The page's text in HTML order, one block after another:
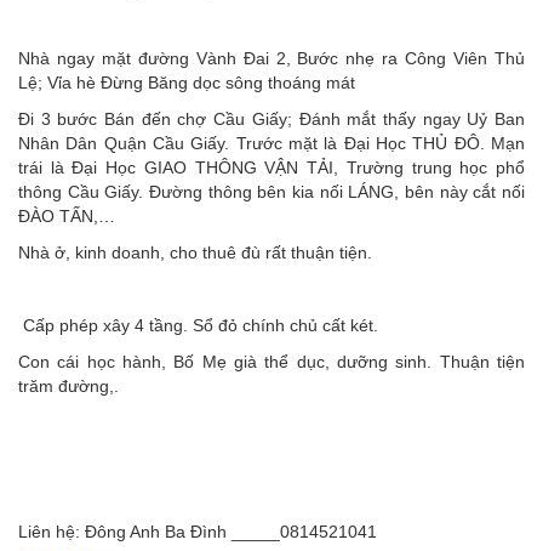
Nhà ngay mặt đường Vành Đai 2, Bước nhẹ ra Công Viên Thủ
Lệ; Vỉa hè Đừng Băng dọc sông thoáng mát
Đi 3 bước Bán đến chợ Cầu Giấy; Đánh mắt thấy ngay Uỷ Ban
Nhân Dân Quận Cầu Giấy. Trước mặt là Đại Học THỦ ĐÔ. Mạn
trái là Đại Học GIAO THÔNG VẬN TẢI, Trường trung học phổ
thông Cầu Giấy. Đường thông bên kia nối LÁNG, bên này cắt nối
ĐÀO TẤN,…
Nhà ở, kinh doanh, cho thuê đù rất thuận tiện.
Cấp phép xây 4 tầng. Sổ đỏ chính chủ cất két.
Con cái học hành, Bố Mẹ già thể dục, dưỡng sinh. Thuận tiện
trăm đường,.
Liên hệ: Đông Anh Ba Đình _____0814521041